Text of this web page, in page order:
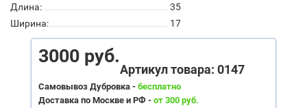
Длина:
35
Ширина:
17
3000 руб.
Артикул товара: 0147
Самовывоз Дубровка - бесплатно
Доставка по Москве и РФ - от 300 руб.